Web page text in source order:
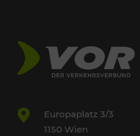
Europaplatz 3/3
1150 Wien